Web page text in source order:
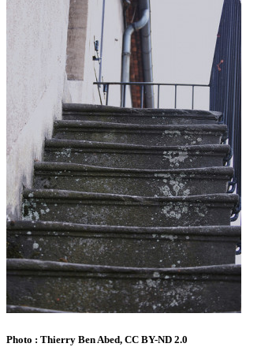
Photo : Thierry Ben Abed, CC BY-ND 2.0